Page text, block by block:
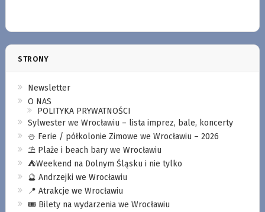
STRONY
Newsletter
O NAS
POLITYKA PRYWATNOŚCI
Sylwester we Wrocławiu – lista imprez, bale, koncerty
⛄️ Ferie / półkolonie Zimowe we Wrocławiu – 2026
⛱️ Plaże i beach bary we Wrocławiu
⛺️Weekend na Dolnym Śląsku i nie tylko
🔮 Andrzejki we Wrocławiu
📍 Atrakcje we Wrocławiu
🎟️ Bilety na wydarzenia we Wrocławiu